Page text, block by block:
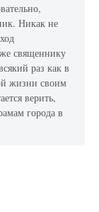
Никак не
священнику
раз как в
жизни своим
верить,
города в